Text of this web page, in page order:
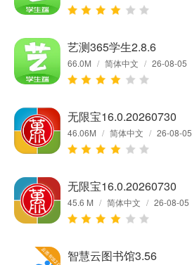
艺测365学生2.8.6
66.0M / 简体中文 / 26-08-05
无限宝16.0.20260730
46.06M / 简体中文 / 26-08-05
无限宝16.0.20260730
45.6 M / 简体中文 / 26-08-05
智慧云图书馆3.56